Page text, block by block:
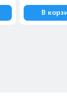
В